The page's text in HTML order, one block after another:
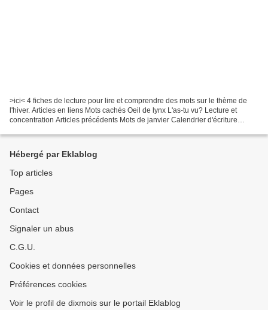
>ici< 4 fiches de lecture pour lire et comprendre des mots sur le thème de
l'hiver. Articles en liens Mots cachés Oeil de lynx L'as-tu vu? Lecture et
concentration Articles précédents Mots de janvier Calendrier d'écriture
Hébergé par Eklablog
Top articles
Pages
Contact
Signaler un abus
C.G.U.
Cookies et données personnelles
Préférences cookies
Voir le profil de dixmois sur le portail Eklablog